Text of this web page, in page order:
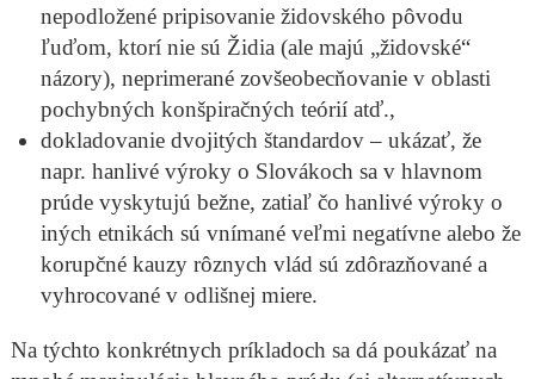
nepodložené pripisovanie židovského pôvodu
ľuďom, ktorí nie sú Židia (ale majú „židovské“
názory), neprimerané zovšeobecňovanie v oblasti
pochybných konšpiračných teórií atď.,
dokladovanie dvojitých štandardov – ukázať, že
napr. hanlivé výroky o Slovákoch sa v hlavnom
prúde vyskytujú bežne, zatiaľ čo hanlivé výroky o
iných etnikách sú vnímané veľmi negatívne alebo že
korupčné kauzy rôznych vlád sú zdôrazňované a
vyhrocované v odlišnej miere.
Na týchto konkrétnych príkladoch sa dá poukázať na